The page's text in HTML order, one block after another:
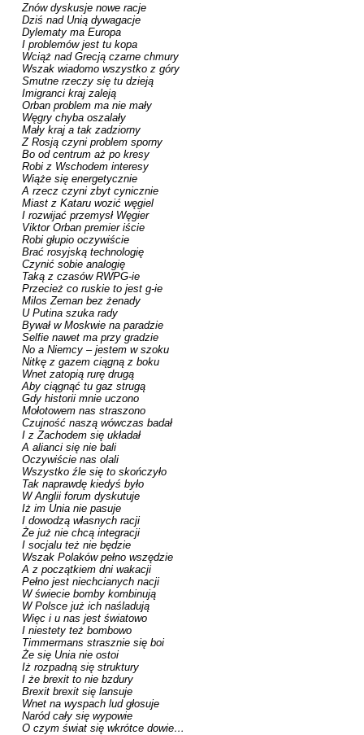
Znów dyskusje nowe racje
Dziś nad Unią dywagacje
Dylematy ma Europa
I problemów jest tu kopa
Wciąż nad Grecją czarne chmury
Wszak wiadomo wszystko z góry
Smutne rzeczy się tu dzieją
Imigranci kraj zaleją
Orban problem ma nie mały
Węgry chyba oszalały
Mały kraj a tak zadziorny
Z Rosją czyni problem sporny
Bo od centrum aż po kresy
Robi z Wschodem interesy
Wiąże się energetycznie
A rzecz czyni zbyt cynicznie
Miast z Kataru wozić węgiel
I rozwijać przemysł Węgier
Viktor Orban premier iście
Robi głupio oczywiście
Brać rosyjską technologię
Czynić sobie analogię
Taką z czasów RWPG-ie
Przecież co ruskie to jest g-ie
Milos Zeman bez żenady
U Putina szuka rady
Bywał w Moskwie na paradzie
Selfie nawet ma przy gradzie
No a Niemcy – jestem w szoku
Nitkę z gazem ciągną z boku
Wnet zatopią rurę drugą
Aby ciągnąć tu gaz strugą
Gdy historii mnie uczono
Mołotowem nas straszono
Czujność naszą wówczas badał
I z Zachodem się układał
A alianci się nie bali
Oczywiście nas olali
Wszystko źle się to skończyło
Tak naprawdę kiedyś było
W Anglii forum dyskutuje
Iż im Unia nie pasuje
I dowodzą własnych racji
Że już nie chcą integracji
I socjalu też nie będzie
Wszak Polaków pełno wszędzie
A z początkiem dni wakacji
Pełno jest niechcianych nacji
W świecie bomby kombinują
W Polsce już ich naśladują
Więc i u nas jest światowo
I niestety też bombowo
Timmermans strasznie się boi
Że się Unia nie ostoi
Iż rozpadną się struktury
I że brexit to nie bzdury
Brexit brexit się lansuje
Wnet na wyspach lud głosuje
Naród cały się wypowie
O czym świat się wkrótce dowie…